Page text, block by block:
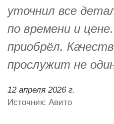
уточнил все
по времени и
приобрёл.
прослужит не
12 апреля 2026 г.
Источник: Авито